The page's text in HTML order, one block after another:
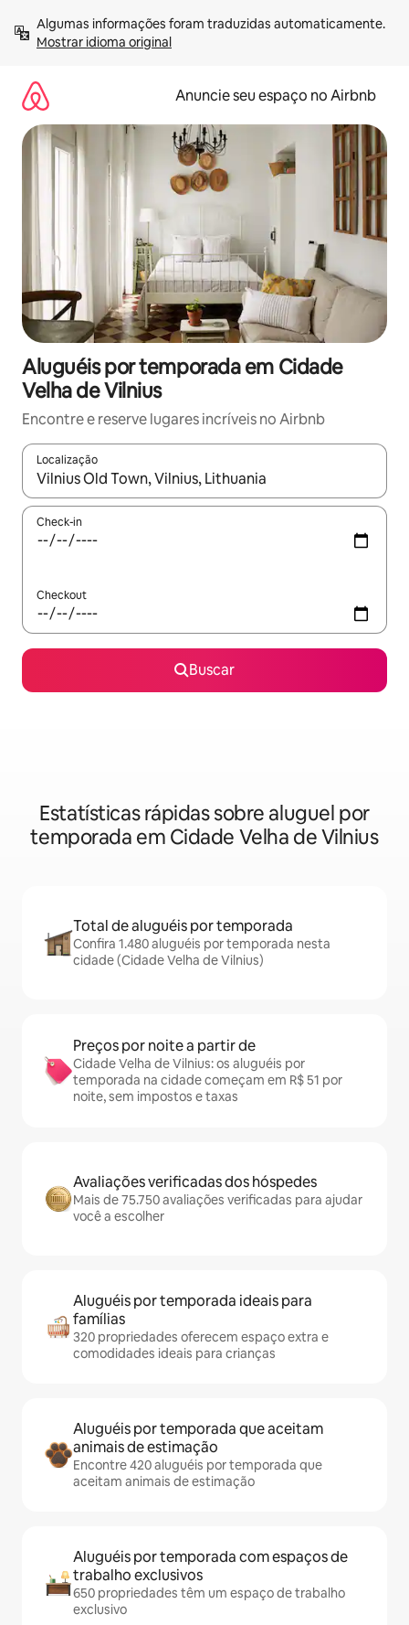
para
Mostrar idioma original
Anuncie seu espaço no Airbnb
Aluguéis por temporada em Cidade
Velha de Vilnius
Encontre e reserve lugares incríveis no Airbnb
Localização
Quando os resultados estiverem disponíveis, explore-os
Check-in
Checkout
Buscar
Estatísticas rápidas sobre aluguel por
temporada em Cidade Velha de Vilnius
Total de aluguéis por temporada
Confira 1.480 aluguéis por temporada nesta
cidade (Cidade Velha de Vilnius)
Preços por noite a partir de
Cidade Velha de Vilnius: os aluguéis por
temporada na cidade começam em R$ 51 por
noite, sem impostos e taxas
Avaliações verificadas dos hóspedes
Mais de 75.750 avaliações verificadas para ajudar
você a escolher
Aluguéis por temporada ideais para
famílias
320 propriedades oferecem espaço extra e
comodidades ideais para crianças
Aluguéis por temporada que aceitam
animais de estimação
Encontre 420 aluguéis por temporada que
aceitam animais de estimação
Aluguéis por temporada com espaços de
trabalho exclusivos
650 propriedades têm um espaço de trabalho
exclusivo